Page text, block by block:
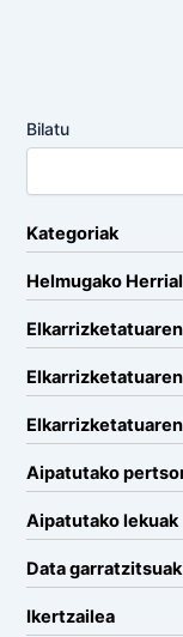
Bilatu
Kategoriak
Helmugako
Elkarrizketatuaren
Elkarrizketatuaren
Elkarrizketatuaren
Aipatutako
Aipatutako lekuak
Data
Ikertzailea